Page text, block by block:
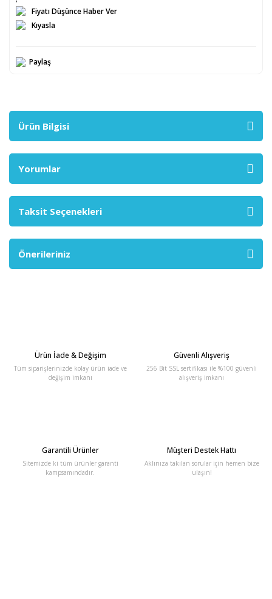
Fiyatı Düşünce Haber Ver
Kıyasla
Paylaş
Ürün Bilgisi
Yorumlar
Taksit Seçenekleri
Önerileriniz
Ürün İade & Değişim
Tüm siparişlerinizde kolay ürün iade ve
değişim imkanı
Güvenli Alışveriş
256 Bit SSL sertifikası ile %100 güvenli
alışveriş imkanı
Garantili Ürünler
Sitemizde ki tüm ürünler garanti
kampsamındadır.
Müşteri Destek Hattı
Aklınıza takılan sorular için hemen bize
ulaşın!